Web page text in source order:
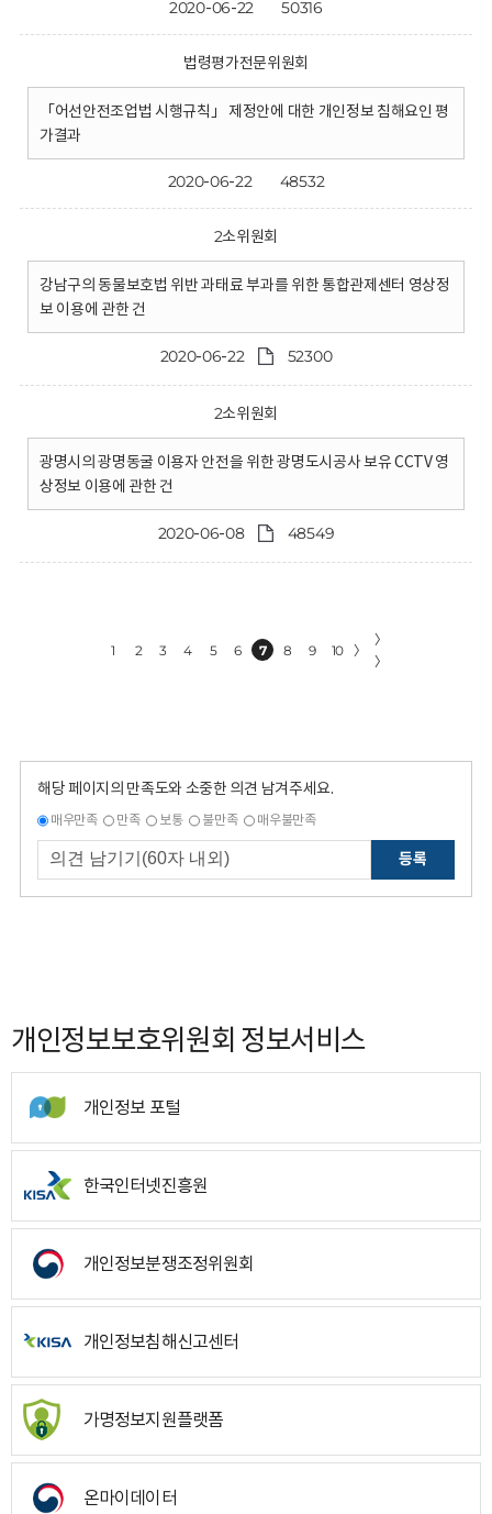
2020-06-22 50316
법령평가전문위원회
「어선안전조업법 시행규칙」 제정안에 대한 개인정보 침해요인 평
가결과
2020-06-22 48532
2소위원회
강남구의 동물보호법 위반 과태료 부과를 위한 통합관제센터 영상정
보 이용에 관한 건
2020-06-22 52300
2소위원회
광명시의 광명동굴 이용자 안전을 위한 광명도시공사 보유 CCTV 영
상정보 이용에 관한 건
2020-06-08 48549
1 2 3 4 5 6 7 8 9 10 〉
〉
〉
해당 페이지의 만족도와 소중한 의견 남겨주세요.
매우만족 만족 보통 불만족 매우불만족
등록
개인정보보호위원회 정보서비스
개인정보 포털
한국인터넷진흥원
개인정보분쟁조정위원회
개인정보침해신고센터
가명정보지원플랫폼
온마이데이터